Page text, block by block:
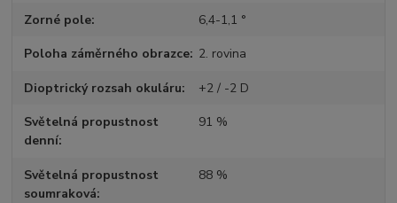
Zorné pole 6,4-1,1 °
Poloha záměrného obrazce 2. rovina
Dioptrický rozsah okuláru +2 / -2 D
Světelná propustnost
denní
91 %
Světelná propustnost
soumraková
88 %